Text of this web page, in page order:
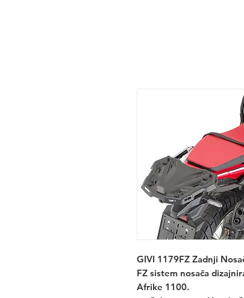
GIVI 1179FZ Zadnji
FZ sistem nosača
Afrike 1100.